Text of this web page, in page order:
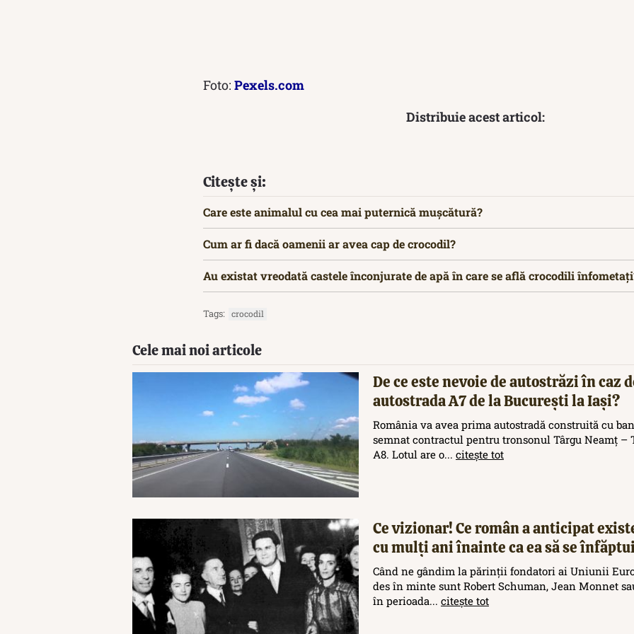
Foto: Pexels.com
Distribuie acest articol:
Citește și:
Care este animalul cu cea mai puternică mușcătură?
Cum ar fi dacă oamenii ar avea cap de crocodil?
Au existat vreodată castele înconjurate de apă în care se află crocodili
Tags: crocodil
Cele mai noi articole
De ce este nevoie de autostrăzi în caz
autostrada A7 de la București la Iași?
România va avea prima autostradă construită cu
semnat contractul pentru tronsonul Târgu Neamț
A8. Lotul are o... citește tot
Ce vizionar! Ce român a anticipat
cu mulți ani înainte ca ea să se
Când ne gândim la părinții fondatori ai Uniunii
des în minte sunt Robert Schuman, Jean Monnet
în perioada... citește tot